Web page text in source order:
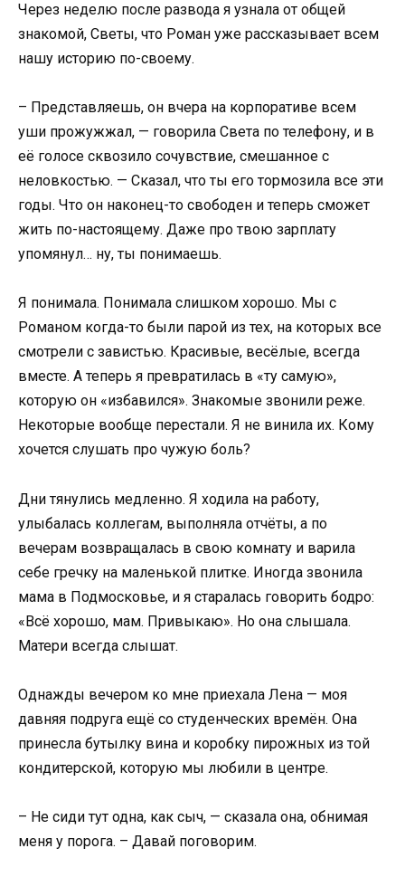
Через неделю после развода я узнала от общей
знакомой, Светы, что Роман уже рассказывает всем
нашу историю по-своему.
– Представляешь, он вчера на корпоративе всем
уши прожужжал, — говорила Света по телефону, и в
её голосе сквозило сочувствие, смешанное с
неловкостью. — Сказал, что ты его тормозила все эти
годы. Что он наконец-то свободен и теперь сможет
жить по-настоящему. Даже про твою зарплату
упомянул… ну, ты понимаешь.
Я понимала. Понимала слишком хорошо. Мы с
Романом когда-то были парой из тех, на которых все
смотрели с завистью. Красивые, весёлые, всегда
вместе. А теперь я превратилась в «ту самую»,
которую он «избавился». Знакомые звонили реже.
Некоторые вообще перестали. Я не винила их. Кому
хочется слушать про чужую боль?
Дни тянулись медленно. Я ходила на работу,
улыбалась коллегам, выполняла отчёты, а по
вечерам возвращалась в свою комнату и варила
себе гречку на маленькой плитке. Иногда звонила
мама в Подмосковье, и я старалась говорить бодро:
«Всё хорошо, мам. Привыкаю». Но она слышала.
Матери всегда слышат.
Однажды вечером ко мне приехала Лена — моя
давняя подруга ещё со студенческих времён. Она
принесла бутылку вина и коробку пирожных из той
кондитерской, которую мы любили в центре.
– Не сиди тут одна, как сыч, — сказала она, обнимая
меня у порога. – Давай поговорим.